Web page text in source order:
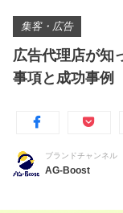
集客・広告
広告代理店が知
事項と成功事例
ブランドチャンネル
AG-Boost